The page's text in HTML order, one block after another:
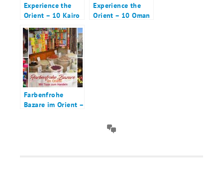
Experience the
Orient – 10 Kairo
Experience the
Orient – 10 Oman
Farbenfrohe
Bazare im Orient –